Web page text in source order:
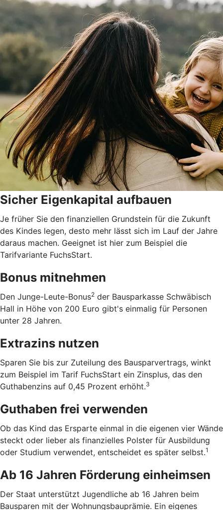
Sicher Eigenkapital aufbauen
Je früher Sie den finanziellen Grundstein für die Zukunft
des Kindes legen, desto mehr lässt sich im Lauf der Jahre
daraus machen. Geeignet ist hier zum Beispiel die
Tarifvariante FuchsStart.
Bonus mitnehmen
Den Junge-Leute-Bonus2 der Bausparkasse Schwäbisch
Hall in Höhe von 200 Euro gibt's einmalig für Personen
unter 28 Jahren.
Extrazins nutzen
Sparen Sie bis zur Zuteilung des Bausparvertrags, winkt
zum Beispiel im Tarif FuchsStart ein Zinsplus, das den
Guthabenzins auf 0,45 Prozent erhöht.3
Guthaben frei verwenden
Ob das Kind das Ersparte einmal in die eigenen vier Wände
steckt oder lieber als finanzielles Polster für Ausbildung
oder Studium verwendet, entscheidet es später selbst.1
Ab 16 Jahren Förderung einheimsen
Der Staat unterstützt Jugendliche ab 16 Jahren beim
Bausparen mit der Wohnungsbauprämie. Ein eigenes